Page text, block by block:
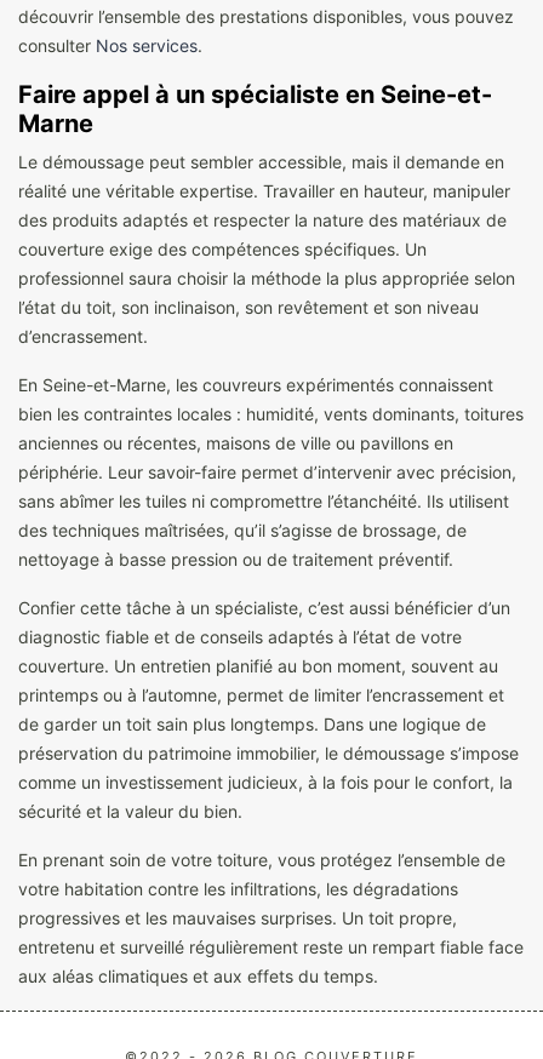
découvrir l’ensemble des prestations disponibles, vous pouvez
consulter Nos services.
Faire appel à un spécialiste en Seine-et-
Marne
Le démoussage peut sembler accessible, mais il demande en
réalité une véritable expertise. Travailler en hauteur, manipuler
des produits adaptés et respecter la nature des matériaux de
couverture exige des compétences spécifiques. Un
professionnel saura choisir la méthode la plus appropriée selon
l’état du toit, son inclinaison, son revêtement et son niveau
d’encrassement.
En Seine-et-Marne, les couvreurs expérimentés connaissent
bien les contraintes locales : humidité, vents dominants, toitures
anciennes ou récentes, maisons de ville ou pavillons en
périphérie. Leur savoir-faire permet d’intervenir avec précision,
sans abîmer les tuiles ni compromettre l’étanchéité. Ils utilisent
des techniques maîtrisées, qu’il s’agisse de brossage, de
nettoyage à basse pression ou de traitement préventif.
Confier cette tâche à un spécialiste, c’est aussi bénéficier d’un
diagnostic fiable et de conseils adaptés à l’état de votre
couverture. Un entretien planifié au bon moment, souvent au
printemps ou à l’automne, permet de limiter l’encrassement et
de garder un toit sain plus longtemps. Dans une logique de
préservation du patrimoine immobilier, le démoussage s’impose
comme un investissement judicieux, à la fois pour le confort, la
sécurité et la valeur du bien.
En prenant soin de votre toiture, vous protégez l’ensemble de
votre habitation contre les infiltrations, les dégradations
progressives et les mauvaises surprises. Un toit propre,
entretenu et surveillé régulièrement reste un rempart fiable face
aux aléas climatiques et aux effets du temps.